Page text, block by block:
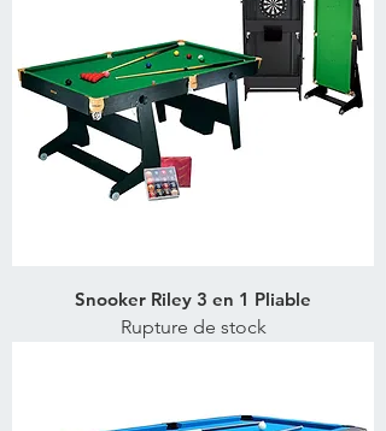
Snooker Riley 3 en 1 Pliable
Rupture de stock